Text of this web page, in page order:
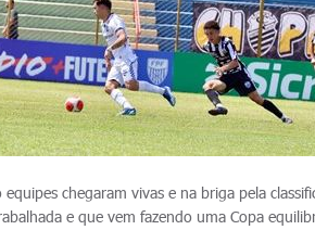
equipes chegaram vivas e na briga pela
e que vem fazendo uma Copa